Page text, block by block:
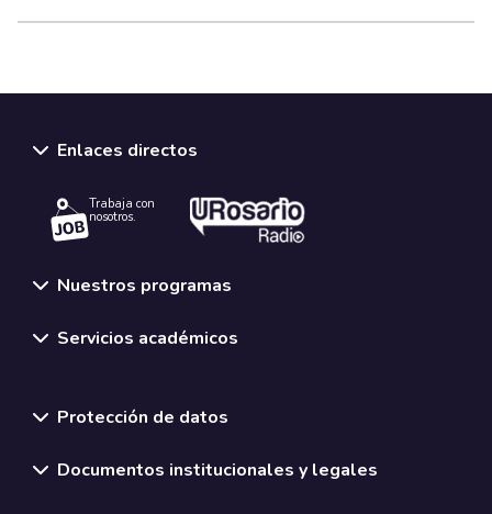
Enlaces directos
Trabaja con
nosotros.
Nuestros programas
Servicios académicos
Protección de datos
Documentos institucionales y legales